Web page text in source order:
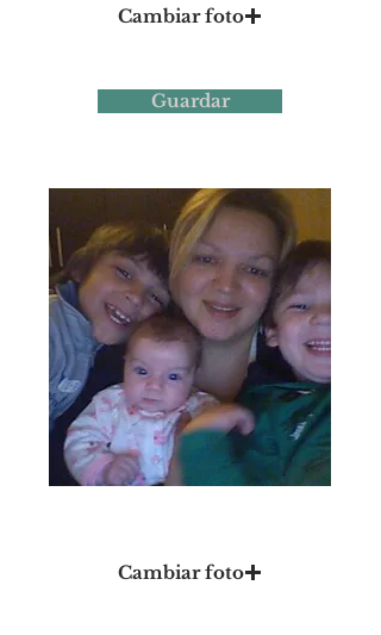
Cambiar foto
Guardar
Cambiar foto